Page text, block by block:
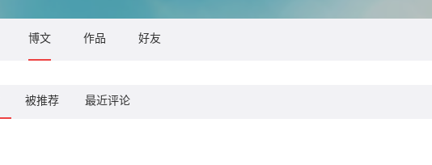
博文 作品 好友
被推荐 最近评论